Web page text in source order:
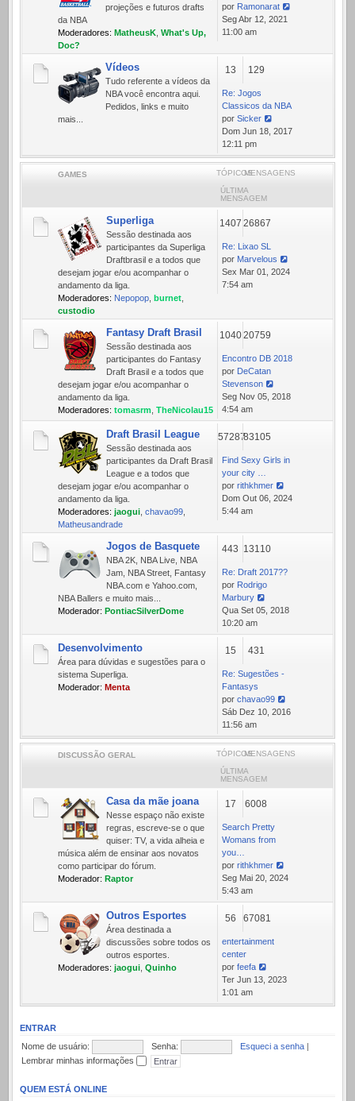
projeções e futuros drafts
da NBA
Moderadores: MatheusK What's Up,
Doc?
por Ramonarat
Ver
última
Seg Abr 12, 2021
11:00 am
Vídeos
Tudo referente a ví­deos da
NBA você encontra aqui.
Pedidos, links e muito
mais...
13 129
Re: Jogos
Classicos da NBA
por Sicker
Ver
última
mensagem
Dom Jun 18, 2017
12:11 pm
GAMES TÓPICOSMENSAGENS
ÚLTIMA
MENSAGEM
Superliga
Sessão destinada aos
participantes da Superliga
Draftbrasil e a todos que
desejam jogar e/ou acompanhar o
andamento da liga.
Moderadores: Nepopop burnet
custodio
1407 26867
Re: Lixao SL
por Marvelous
Ver
última
Sex Mar 01, 2024
7:54 am
Fantasy Draft Brasil
Sessão destinada aos
participantes do Fantasy
Draft Brasil e a todos que
desejam jogar e/ou acompanhar o
andamento da liga.
Moderadores: tomasrm TheNicolau15
104020759
Encontro DB 2018
por DeCatan
Stevenson
Ver
última
mensagem
Seg Nov 05, 2018
4:54 am
Draft Brasil League
Sessão destinada aos
participantes da Draft Brasil
League e a todos que
desejam jogar e/ou acompanhar o
andamento da liga.
Moderadores: jaogui chavao99
Matheusandrade
5728783105
Find Sexy Girls in
your city …
por rithkhmer
Ver
última
Dom Out 06, 2024
5:44 am
Jogos de Basquete
NBA 2K, NBA Live, NBA
Jam, NBA Street, Fantasy
NBA.com e Yahoo.com,
NBA Ballers e muito mais...
Moderador: PontiacSilverDome
443 13110
Re: Draft 2017??
por Rodrigo
Marbury
Ver
última
mensagem
Qua Set 05, 2018
10:20 am
Desenvolvimento
Área para dúvidas e sugestões para o
sistema Superliga.
Moderador: Menta
15 431
Re: Sugestões -
Fantasys
por chavao99
Ver
última
mensagem
Sáb Dez 10, 2016
11:56 am
DISCUSSÃO GERAL TÓPICOSMENSAGENS
ÚLTIMA
MENSAGEM
Casa da mãe joana
Nesse espaço não existe
regras, escreve-se o que
quiser: TV, a vida alheia e
música além de ensinar aos novatos
como participar do fórum.
Moderador: Raptor
17 6008
Search Pretty
Womans from
you…
por rithkhmer
Ver
última
mensagem
Seg Mai 20, 2024
5:43 am
Outros Esportes
Área destinada a
discussões sobre todos os
outros esportes.
Moderadores: jaogui Quinho
56 67081
entertainment
center
por feefa
Ver
última
mensagem
Ter Jun 13, 2023
1:01 am
ENTRAR
Nome de usuário:
Senha: Esqueci a senha |
Lembrar minhas informações
QUEM ESTÁ ONLINE